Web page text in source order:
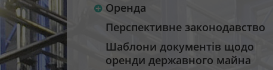
Оренда
Перспективне законодавство
Шаблони документів щодо
оренди державного майна